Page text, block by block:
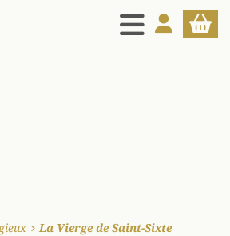
MENU
MON PANIER
La Vierge de Saint-Sixte